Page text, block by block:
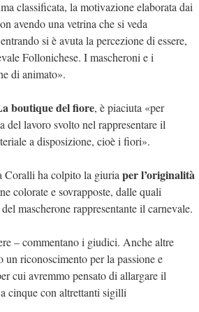
classificata, la motivazione elaborata dai
avendo una vetrina che si veda
si è avuta la percezione di essere,
Follonichese. I mascheroni e i
di animato».
boutique del fiore, è piaciuta «per
del lavoro svolto nel rappresentare il
a disposizione, cioè i fiori».
Coralli ha colpito la giuria per l’originalità
colorate e sovrapposte, dalle quali
mascherone rappresentante il carnevale.
– commentano i giudici. Anche altre
un riconoscimento per la passione e
cui avremmo pensato di allargare il
cinque con altrettanti sigilli